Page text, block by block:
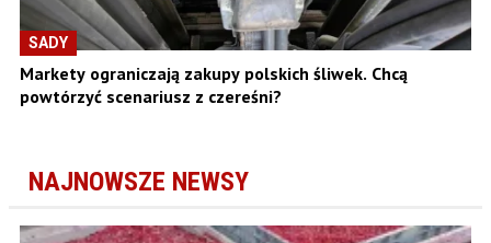
SADY
Markety ograniczają zakupy polskich śliwek. Chcą
powtórzyć scenariusz z czereśni?
NAJNOWSZE NEWSY